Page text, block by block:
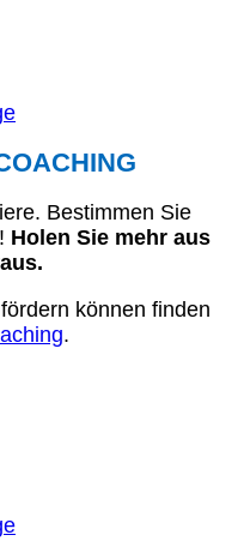
Bestimmen Sie
Holen Sie mehr aus
können finden
.